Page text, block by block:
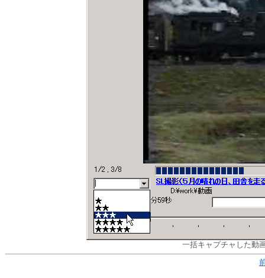
一括キャプチャした動